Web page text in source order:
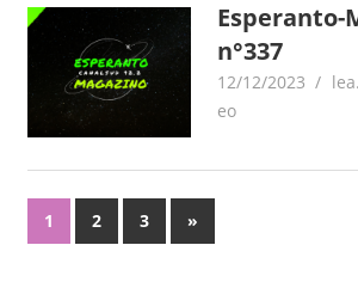
Esperanto-
n°337
12/12/2023
eo
Paĝnumerado
1 2 3
Sekvaj
afiŝoj
»